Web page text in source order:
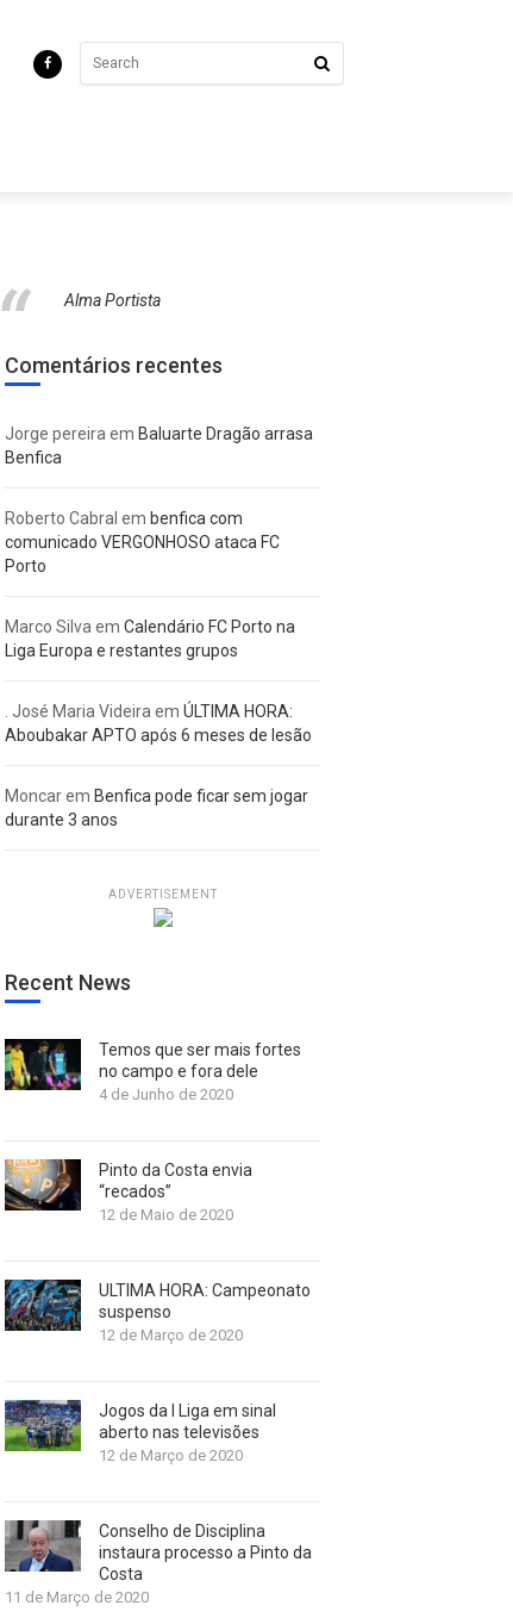
Alma Portista
Comentários recentes
Jorge pereira em Baluarte Dragão arrasa
Benfica
Roberto Cabral em benfica com
comunicado VERGONHOSO ataca FC
Porto
Marco Silva em Calendário FC Porto na
Liga Europa e restantes grupos
. José Maria Videira em ÚLTIMA HORA:
Aboubakar APTO após 6 meses de lesão
Moncarem Benfica pode ficar sem jogar
durante 3 anos
ADVERTISEMENT
Recent News
Temos que ser mais fortes
no campo e fora dele
4 de Junho de 2020
Pinto da Costa envia
“recados”
12 de Maio de 2020
ULTIMA HORA: Campeonato
suspenso
12 de Março de 2020
Jogos da I Liga em sinal
aberto nas televisões
12 de Março de 2020
Conselho de Disciplina
instaura processo a Pinto da
Costa
11 de Março de 2020